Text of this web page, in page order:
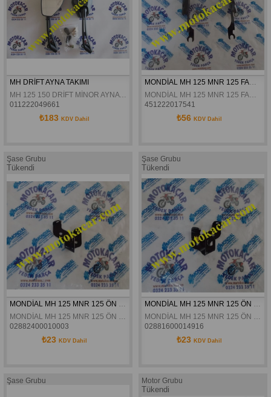
MH DRİFT AYNA TAKIMI
MH 125 150 DRİFT MİNOR AYNA TAKIMI
011222049661
₺183 KDV Dahil
MONDİAL MH 125 MNR 125 FAR BAĞLANTI BRAKETİ ORJİNAL
MONDİAL MH 125 MNR 125 FAR BAĞLANTI BRAKETİ ORJİNAL
451222017541
₺56 KDV Dahil
Şase Grubu
Tükendi
MONDİAL MH 125 MNR 125 ÖN SİNYAL BAĞLANTI BRAKETİ SOL ORJİNAL
MONDİAL MH 125 MNR 125 ÖN SİNYAL BAĞLANTI BRAKETİ SOL ORJİNAL
02882400010003
₺23 KDV Dahil
Şase Grubu
Tükendi
MONDİAL MH 125 MNR 125 ÖN SİNYAL BAĞLANTI BRAKETİ SAĞ ORJİNAL
MONDİAL MH 125 MNR 125 ÖN SİNYAL BAĞLANTI BRAKETİ SAĞ ORJİNAL
02881600014916
₺23 KDV Dahil
Şase Grubu Motor Grubu
Tükendi